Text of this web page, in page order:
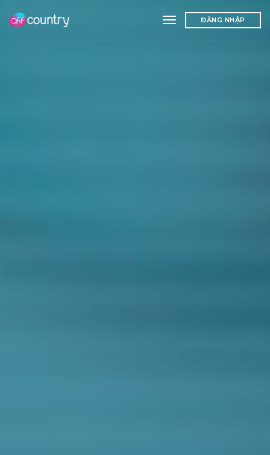
toggle navigation
ĐĂNG NHẬP